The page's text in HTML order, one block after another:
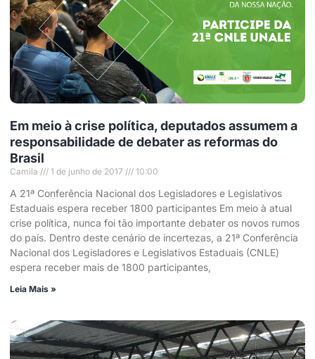
Em meio à crise política, deputados assumem a
responsabilidade de debater as reformas do
Brasil
Camila 1 de junho de 2017 10:00
A 21ª Conferência Nacional dos Legisladores e Legislativos
Estaduais espera receber 1800 participantes Em meio à atual
crise política, nunca foi tão importante debater os novos rumos
do país. Dentro deste cenário de incertezas, a 21ª Conferência
Nacional dos Legisladores e Legislativos Estaduais (CNLE)
espera receber mais de 1800 participantes,
Leia Mais »